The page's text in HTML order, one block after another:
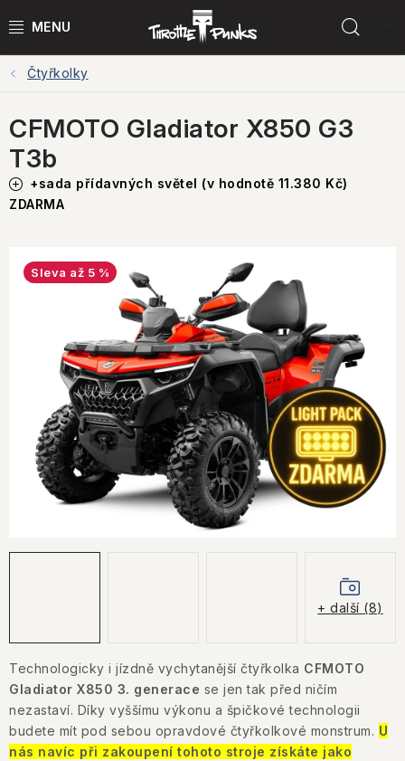
na
POWER KIT
ČTYŘKOLKY
ČTYŘKOLKY PŘÍSLUŠENSTVÍ
MOTO PŘÍSLUŠENSTVÍ
Testovací jízdy
KONTAKTY
JAK NAKUPOVAT
OBCHODNÍ PODMÍNKY
Čtyřkolky
Technologicky i jízdně vychytanější čtyřkolka CFMOTO
Gladiator X850 3. generace se jen tak před ničím
nezastaví. Díky vyššímu výkonu a špičkové technologii
budete mít pod sebou opravdové čtyřkolkové monstrum. U
nás navíc při zakoupení tohoto stroje získáte jako
CFMOTO Gladiator X850 G3
T3b
+sada přídavných světel (v hodnotě 11.380 Kč)
ZDARMA
až 5 %
+ další (8)